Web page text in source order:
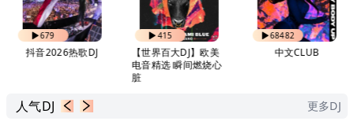
679
抖音2026热歌DJ
415
【世界百大DJ】欧美
电音精选 瞬间燃烧心
脏
68482
中文CLUB
人气DJ 更多DJ